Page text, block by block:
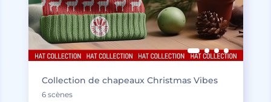
Collection de chapeaux Christmas Vibes
6 scènes